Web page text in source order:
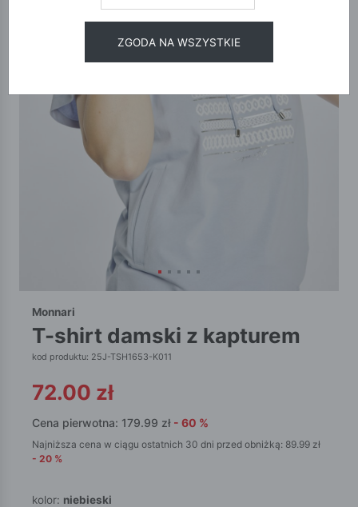
Monnari
t-shirt damski z kapturem
kod produktu: 25J-TSH1653-K011
72.00 zł
Cena pierwotna: 179.99 zł - 60 %
Najniższa cena w ciągu ostatnich 30 dni przed obniżką: 89.99 zł
- 20 %
kolor: niebieski
ZGODA NA WSZYSTKIE